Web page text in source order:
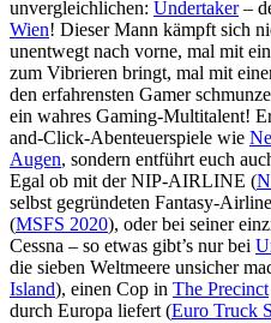
unvergleichlichen: Undertaker–
Wien! Dieser Mann kämpft sich
unentwegt nach vorne, mal mit
zum Vibrieren bringt, mal mit
den erfahrensten Gamer
ein wahres Gaming-Multitalent!
and-Click-Abenteuerspiele wie
Augen, sondern entführt euch
Egal ob mit der NIP-AIRLINE (
selbst gegründeten Fantasy-
(MSFS 2020), oder bei seiner
Cessna – so etwas gibt’s nur bei
die sieben Weltmeere unsicher
Island), einen Cop in The Precinct
durch Europa liefert (Euro Truck